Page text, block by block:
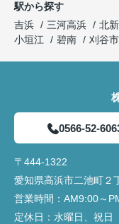
駅から探す
吉浜
三河高浜 北新
小垣江
碧南 刈谷市
0566-52-
〒444-1322
愛知県高浜市二池町２
営業時間： AM9:00～
定休日： 水曜日、祝日